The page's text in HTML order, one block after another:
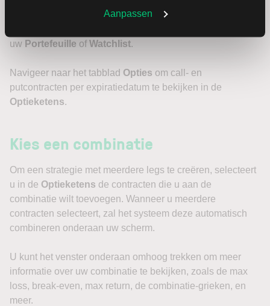
Aanpassen
uw Portefeuille ofWatchlist.
Navigeer naar het tabblad Opties om call- en
putcontracten per expiratiedatum te bekijken in de
Optieketens.
Kies een combinatie
Om een strategie met meerdere legs te creëren, selecteert
u in de Optieketens de contracten die u aan de
combinatie wilt toevoegen. Wanneer u meerdere
contracten selecteert, zal het systeem deze automatisch
combineren onderaan uw scherm.
U kunt het venster onderaan omhoog trekken om meer
informatie over uw combinatie te bekijken, zoals de max
loss, break-even, max return, de combinatie-grieken, en
meer.